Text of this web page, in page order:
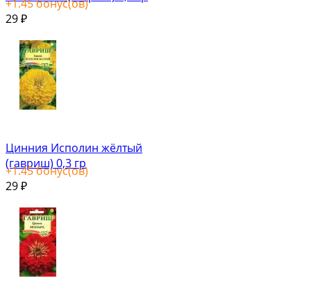
+1.45бонус(ов)
29 ₽
Цинния Исполин жёлтый
(гавриш) 0,3 гр
+1.45бонус(ов)
29 ₽